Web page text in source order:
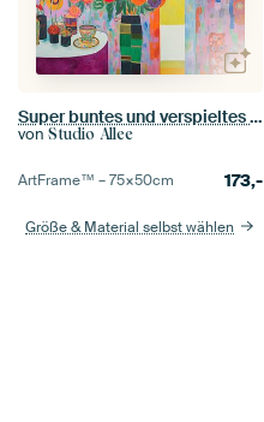
Super buntes und verspieltes Stillleben
von Studio Allee
ArtFrame™ –75×50cm 173,-
Größe & Material selbst wählen